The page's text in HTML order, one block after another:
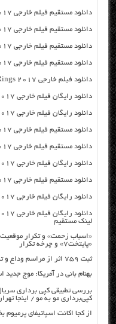
دانلود مستقیم فیلم خارجی Zeroville 2017 از سرور سایت
دانلود مستقیم فیلم خارجی The Mummy 2017 از سرور سایت
دانلود مستقیم فیلم خارجی The Fate of the Furious 2017 از سرور سایت
دانلود مستقیم فیلم خارجی Running Wild 2017 از سرور سایت
دانلود فیلم خارجی Rings 2017 از سرور سایت
دانلود رایگان فیلم خارجی Dunkirk 2017 با لینک مستقیم
دانلود رایگان فیلم خارجی Eloise 2017 با لینک مستقیم
دانلود مستقیم فیلم خارجی Essex Heist 2017 از سرور سایت
دانلود مستقیم فیلم خارجی Get the Girl 2017 از سرور سایت
دانلود رایگان فیلم خارجی iBoy 2017 با لینک مستقیم
دانلود مستقیم فیلم خارجی Justice League Dark 2017 از سرور سایت
دانلود رایگان فیلم خارجی Split 2017 با لینک مستقیم
لینک مستقیم
«اسباب زحمت» و تکرار
«پایتخت۷» و چرخه تکرار
ثبت ۷۵۹ اثر از مراسم وداع و تشییع رهبر شهید انقلاب
بهنام بانی در آمریکا: موج
بررسی تطبیقی کپی برداری
کپی‌برداری مو به مو / اینجا
از کجا اکانت اسپاتیفای پرمیوم بخریم؟ معرفی ۴